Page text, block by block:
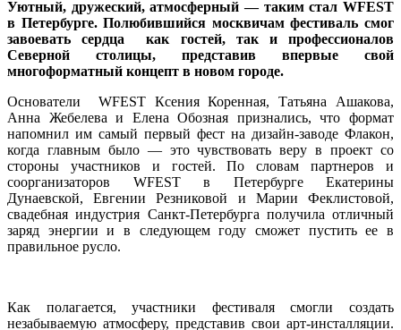
Уютный, дружеский, атмосферный — таким стал WFEST
в Петербурге. Полюбившийся москвичам фестиваль смог
завоевать сердца как гостей, так и профессионалов
Северной столицы, представив впервые свой
многоформатный концепт в новом городе.
Основатели WFEST Ксения Коренная, Татьяна Ашакова,
Анна Жебелева и Елена Обозная признались, что формат
напомнил им самый первый фест на дизайн-заводе Флакон,
когда главным было — это чувствовать веру в проект со
стороны участников и гостей. По словам партнеров и
соорганизаторов WFEST в Петербурге Екатерины
Дунаевской, Евгении Резниковой и Марии Феклистовой,
свадебная индустрия Санкт-Петербурга получила отличный
заряд энергии и в следующем году сможет пустить ее в
правильное русло.
Как полагается, участники фестиваля смогли создать
незабываемую атмосферу, представив свои арт-инсталляции.